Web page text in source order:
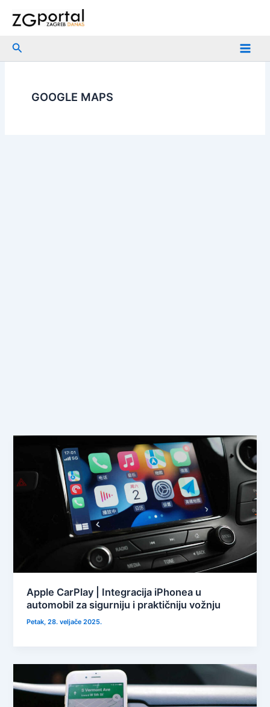
Search
GOOGLE MAPS
Apple CarPlay | Integracija iPhonea u
automobil za sigurniju i praktičniju vožnju
Petak, 28. veljače 2025.